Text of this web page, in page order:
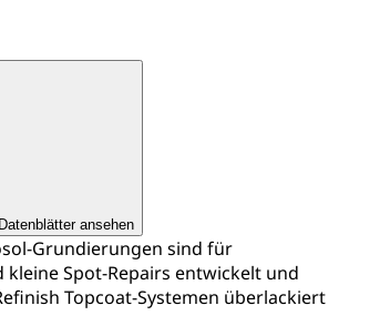
Datenblätter ansehen
Grundierungen sind für
Spot-Repairs entwickelt und
Topcoat-Systemen überlackiert